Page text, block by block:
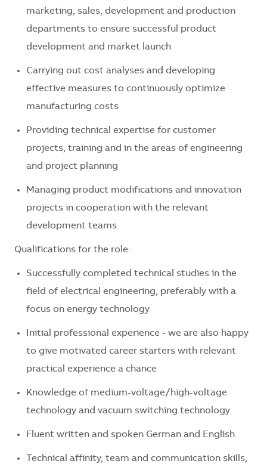
marketing, sales, development and production
departments to ensure successful product
development and market launch
Carrying out cost analyses and developing
effective measures to continuously optimize
manufacturing costs
Providing technical expertise for customer
projects, training and in the areas of engineering
and project planning
Managing product modifications and innovation
projects in cooperation with the relevant
development teams
Qualifications for the role:
Successfully completed technical studies in the
field of electrical engineering, preferably with a
focus on energy technology
Initial professional experience - we are also happy
to give motivated career starters with relevant
practical experience a chance
Knowledge of medium-voltage/high-voltage
technology and vacuum switching technology
Fluent written and spoken German and English
Technical affinity, team and communication skills,